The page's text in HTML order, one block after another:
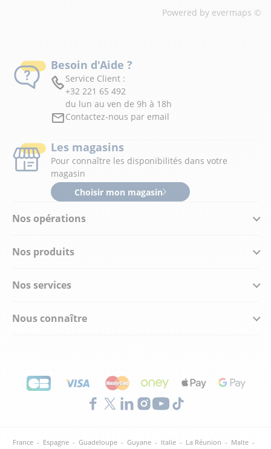
Powered by evermaps ©
Nos opérations
Nos produits
Nos services
Nous connaître
Besoin d'Aide ?
Service Client :
+32 221 65 492
du lun au ven de 9h à 18h
Contactez-nous par email
Les magasins
Pour connaître les disponibilités dans votre
magasin
Choisir mon magasin
France - Espagne - Guadeloupe - Guyane - Italie - La Réunion - Malte -